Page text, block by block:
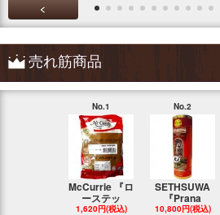
<
売れ筋商品
No.1
McCurrie 『ロ
ーステッ
1,620円(税込)
No.2
SETHSUWA
『Prana
10,800円(税込)